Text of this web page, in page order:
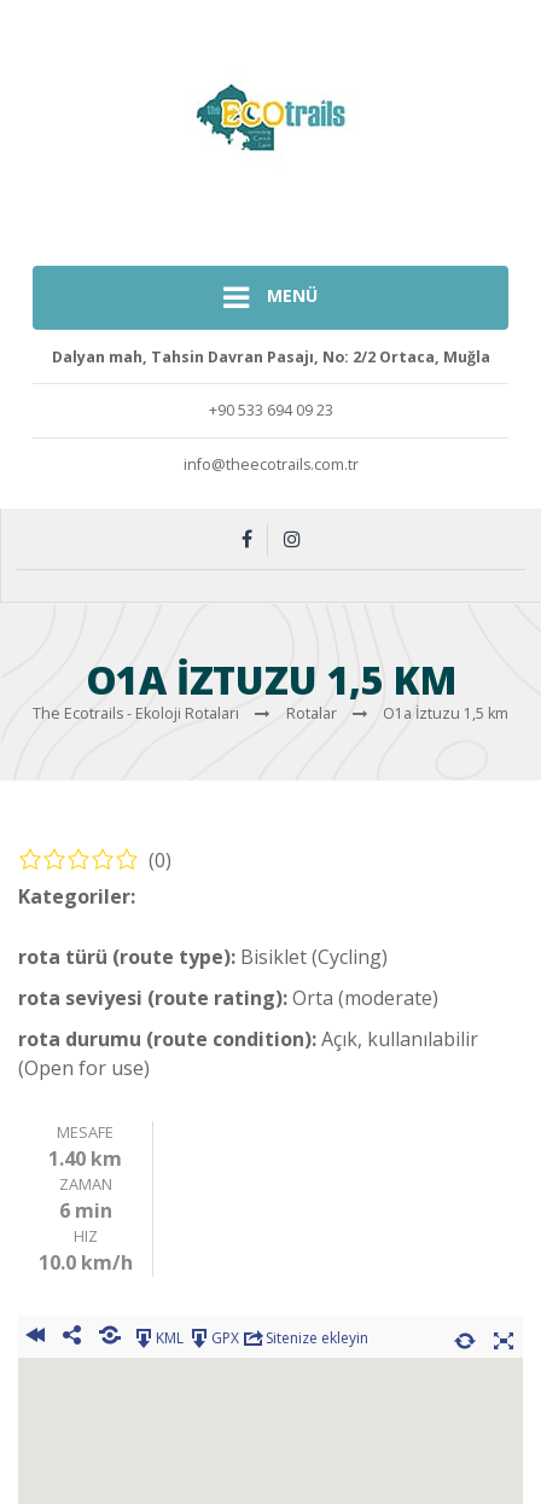
MENÜ
Dalyan mah, Tahsin Davran Pasajı, No: 2/2 Ortaca, Muğla
+90 533 694 09 23
info@theecotrails.com.tr
O1A İZTUZU 1,5 KM
The Ecotrails - Ekoloji Rotaları Rotalar O1a İztuzu 1,5 km
(0)
Kategoriler:
Bisiklet – Ortaca Rotaları (Cycling – Ortaca Routes)
rota türü (route type): Bisiklet (Cycling)
rota seviyesi (route rating):Orta (moderate)
rota durumu (route condition):Açık, kullanılabilir
(Open for use)
MESAFE
1.40 km
ZAMAN
6 min
HIZ
10.0 km/h
KML GPX Sitenize ekleyin